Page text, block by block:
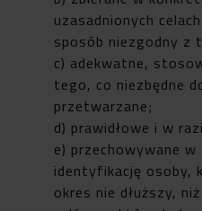
uzasadnionych
sposób niezgodny z
c) adekwatne,
tego, co niezbędne
przetwarzane;
d) prawidłowe i w
e) przechowywane
identyfikację osoby,
okres nie dłuższy,